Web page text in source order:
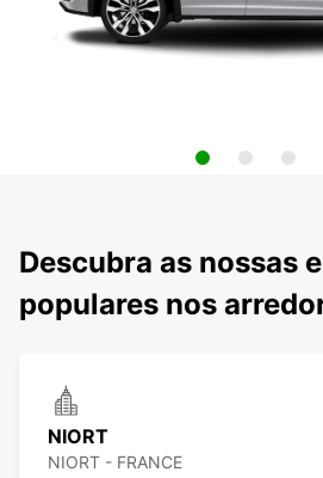
Descubra as nossas
populares nos
NIORT
NIORT - FRANCE